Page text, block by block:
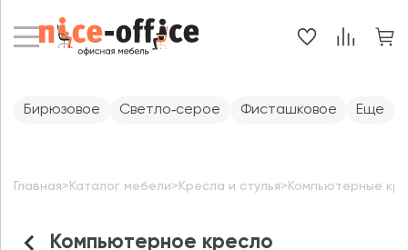
Компьютерное кресло
Главная> Каталог мебели> Кресла и стулья> Компьютерные
Бирюзовое Светло‑серое Фисташковое Еще